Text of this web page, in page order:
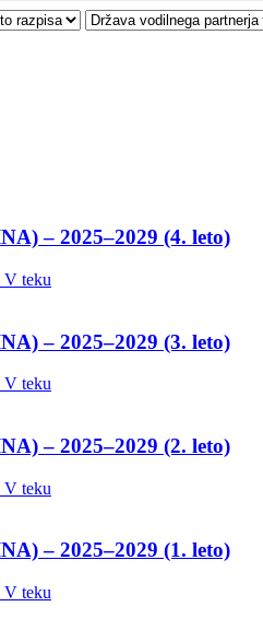
– 2025–2029 (4. leto)
V teku
– 2025–2029 (3. leto)
V teku
– 2025–2029 (2. leto)
V teku
– 2025–2029 (1. leto)
V teku